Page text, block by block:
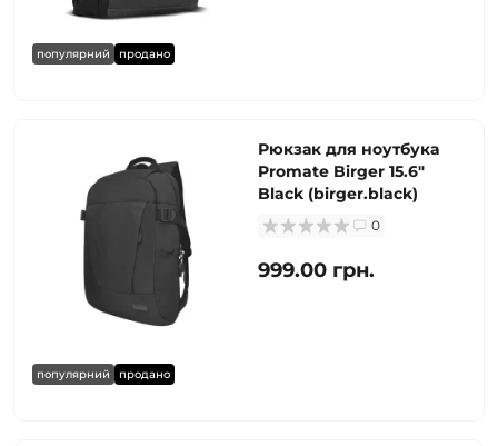
популярний продано
популярний продано
Рюкзак для ноутбука
Promate Birger 15.6"
Black (birger.black)
0
999.00 грн.